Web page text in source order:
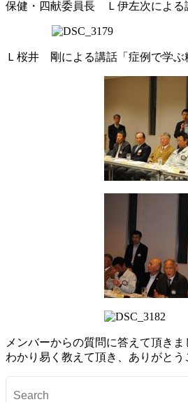
保健・四献委員長 Ｌ伊左次による
Ｌ桜井 剛による講話「症例で学ぶ
メンバーからの質問に答えて頂きま
わかり易く教えて頂き、ありがとう